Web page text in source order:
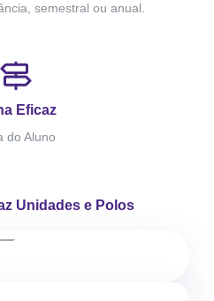
semestral ou anual.
Eficaz
do Aluno
Unidades e Polos